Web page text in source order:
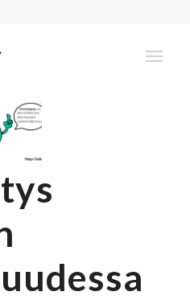
liittyviä eri
artikkeleita